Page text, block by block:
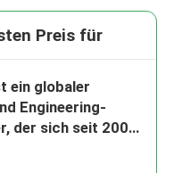
Preis für
ein globaler
Engineering-
der sich seit 2000